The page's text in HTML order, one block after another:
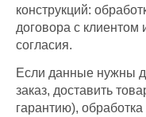
конструкций:
договора с клиентом
согласия.
Если данные нужны
заказ, доставить
гарантию),